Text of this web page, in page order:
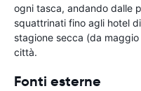
ogni tasca, andando dalle
squattrinati fino agli hotel
stagione secca (da
città.
Fonti esterne